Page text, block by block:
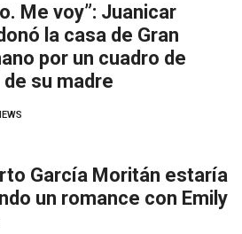
Me voy”: Juanicar
la casa de Gran
por un cuadro de
de su madre
García Moritán estaría
un romance con Emily